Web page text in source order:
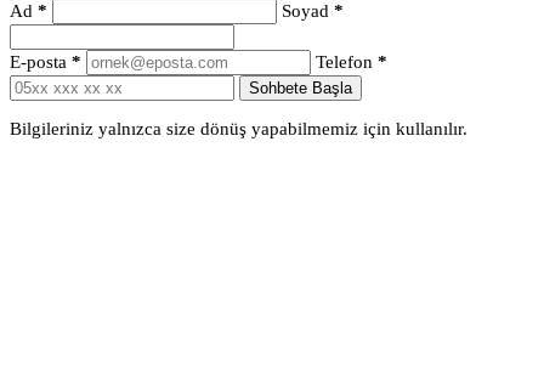
Ad * Soyad *
E-posta * Telefon *
Sohbete Başla
Bilgileriniz yalnızca size dönüş yapabilmemiz için kullanılır.